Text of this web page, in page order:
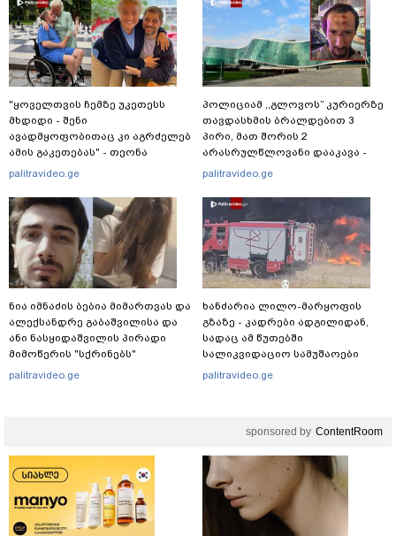
"ყოველთვის ჩემზე უკეთესს
მხდიდი - შენი
ავადმყოფობითაც კი აგრძელებ
ამის გაკეთებას" - თეონა
კონტრიძე მეუღლეს ემოციურ
palitravideo.ge
ნია იმნაძის ბებია მიმართვას და
ალექსანდრე გაბაშვილისა და
ანი ნასყიდაშვილის პირადი
მიმოწერის "სქრინებს"
ავრცელებს
palitravideo.ge
პოლიციამ ,,გლოვოს” კურიერზე
თავდასხმის ბრალდებით 3
პირი, მათ შორის 2
არასრულწლოვანი დააკავა -
შსს ინფორმაციას ავრცელებს
palitravideo.ge
ხანძარია ლილო-მარყოფის
გზაზე - კადრები ადგილიდან,
სადაც ამ წუთებში
სალიკვიდაციო სამუშაოები
მიმდინარეობს
palitravideo.ge
sponsored by ContentRoom